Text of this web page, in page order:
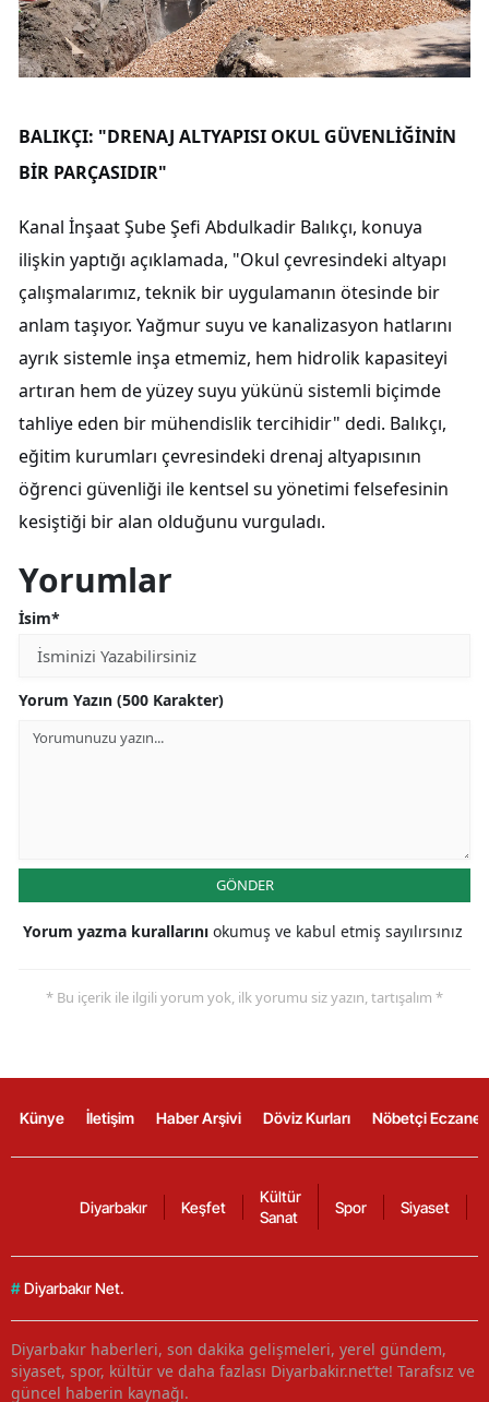
BALIKÇI: "DRENAJ ALTYAPISI OKUL GÜVENLİĞİNİN
BİR PARÇASIDIR"
Kanal İnşaat Şube Şefi Abdulkadir Balıkçı, konuya
ilişkin yaptığı açıklamada, "Okul çevresindeki altyapı
çalışmalarımız, teknik bir uygulamanın ötesinde bir
anlam taşıyor. Yağmur suyu ve kanalizasyon hatlarını
ayrık sistemle inşa etmemiz, hem hidrolik kapasiteyi
artıran hem de yüzey suyu yükünü sistemli biçimde
tahliye eden bir mühendislik tercihidir" dedi. Balıkçı,
eğitim kurumları çevresindeki drenaj altyapısının
öğrenci güvenliği ile kentsel su yönetimi felsefesinin
kesiştiği bir alan olduğunu vurguladı.
Yorumlar
İsim*
Yorum Yazın (500 Karakter)
GÖNDER
Yorum yazma kurallarını okumuş ve kabul etmiş sayılırsınız
* Bu içerik ile ilgili yorum yok, ilk yorumu siz yazın, tartışalım *
Künye İletişim Haber Arşivi Döviz Kurları Nöbetçi
Diyarbakır Keşfet
Kültür
Sanat
Spor Siyaset
# Diyarbakır Net.
Diyarbakır haberleri, son dakika gelişmeleri, yerel gündem,
siyaset, spor, kültür ve daha fazlası Diyarbakir.net’te! Tarafsız ve
güncel haberin kaynağı.